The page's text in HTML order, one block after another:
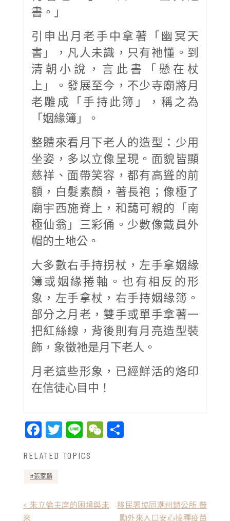
書。」
引申出月老手中拿著「幽冥天
書」，凡人未識，只有祂懂。到
清朝小說，言此書「懸在杖
上」。發展至今，不少寺廟將月
老雕成「手持此簿」，稱之為
「姻緣簿」。
整體來看月下老人的造型：少用
坐姿，多以立像呈現。面貌皆顯
慈祥、面帶笑容，都有高聳的前
額，白髮素顏，著長袍；像極了
廟宇西施脊上，和藹可親的「南
極仙翁」三彩俑。少數像戴員外
帽的土地公。
大多數右手持拐杖，左手拿姻緣
簿或姻緣捲軸。也有相反的形
象，左手拿杖，右手持姻緣簿。
部分之月老，雙手或單手拿著一
把紅絲線，背後則有月亮造型裝
飾，象徵祂是月下老人。
月老這些形象，已經鮮活的烙印
在信徒心目中！
Facebook
Twitter
LineWeChat
RELATED TOPICS
張家麟
< 朱立倫主席的困境與未
來
移民署協同潮州鎮公所 鼓
勵外來人口安心接種疫苗